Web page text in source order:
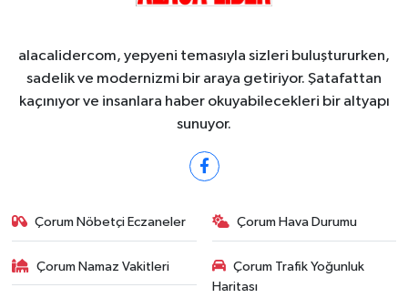
alacalidercom, yepyeni temasıyla sizleri buluştururken,
sadelik ve modernizmi bir araya getiriyor. Şatafattan
kaçınıyor ve insanlara haber okuyabilecekleri bir altyapı
sunuyor.
Çorum Nöbetçi Eczaneler Çorum Hava Durumu
Çorum Namaz Vakitleri
Çorum Trafik Yoğunluk
Haritası